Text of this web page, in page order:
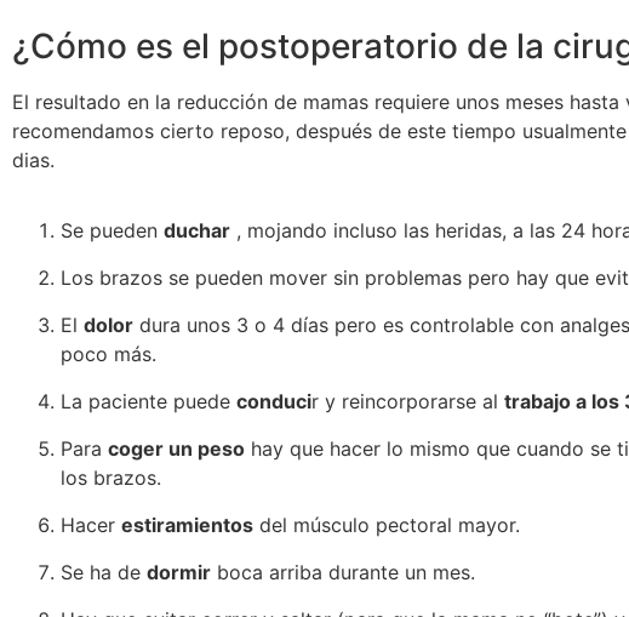
¿Cómo es el postoperatorio de la
El resultado en la reducción de mamas requiere unos meses
recomendamos cierto reposo, después de este tiempo
dias.
Se pueden duchar , mojando incluso las heridas, a las 24
Los brazos se pueden mover sin problemas pero hay que
El dolor dura unos 3 o 4 días pero es controlable con
poco más.
La paciente puede conducir y reincorporarse al trabajo a los
Para coger un peso hay que hacer lo mismo que cuando se
los brazos.
Hacer estiramientos del músculo pectoral mayor.
Se ha de dormir boca arriba durante un mes.